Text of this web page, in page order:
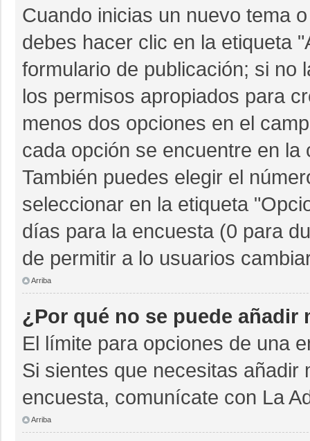
Cuando inicias un nuevo tema
debes hacer clic en la etiqueta
formulario de publicación; si no
los permisos apropiados para
menos dos opciones en el
cada opción se encuentre en
También puedes elegir el
seleccionar en la etiqueta
días para la encuesta (0 para
de permitir a lo usuarios
Arriba
¿Por qué no se puede añadir
El límite para opciones de una
Si sientes que necesitas añadir
encuesta, comunícate con La
Arriba